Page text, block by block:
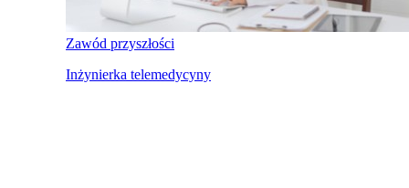
Zawód przyszłości
Inżynierka telemedycyny